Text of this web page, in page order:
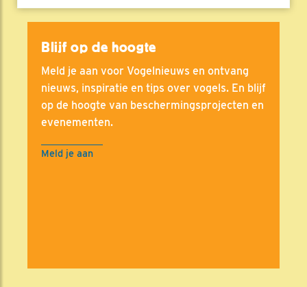
Blijf op de hoogte
Meld je aan voor Vogelnieuws en ontvang
nieuws, inspiratie en tips over vogels. En blijf
op de hoogte van beschermingsprojecten en
evenementen.
Meld je aan